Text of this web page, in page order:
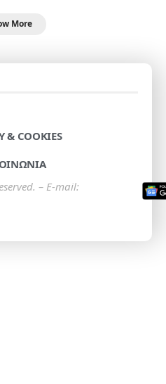
More
COOKIES
– E-mail: